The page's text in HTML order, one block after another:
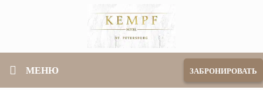
МЕНЮ ЗАБРОНИРОВАТЬ